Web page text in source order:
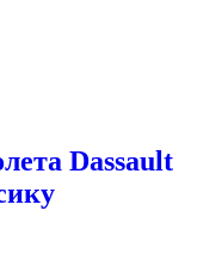
Dassault